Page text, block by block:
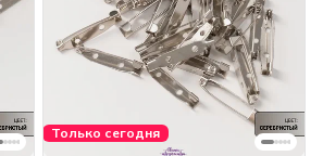
Только сегодня